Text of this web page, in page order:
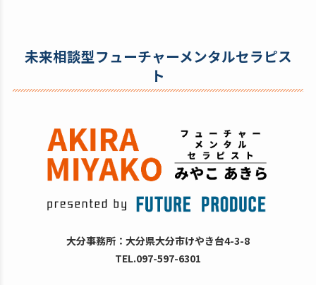
未来相談型フューチャーメンタルセラピス
ト
大分事務所：大分県大分市けやき台4-3-8
TEL.097-597-6301